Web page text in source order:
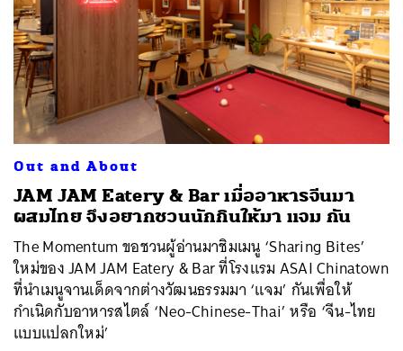
Out and About
JAM JAM Eatery & Bar เมื่ออาหารจีนมา
ผสมไทย จึงอยากชวนนักกินให้มา แจม กัน
The Momentum ขอชวนผู้อ่านมาชิมเมนู ‘Sharing Bites’
ใหม่ของ JAM JAM Eatery & Bar ที่โรงแรม ASAI Chinatown
ที่นำเมนูจานเด็ดจากต่างวัฒนธรรมมา ‘แจม’ กันเพื่อให้
กำเนิดกับอาหารสไตล์​ ‘Neo-Chinese-Thai’ หรือ ‘จีน-ไทย
แบบแปลกใหม่’